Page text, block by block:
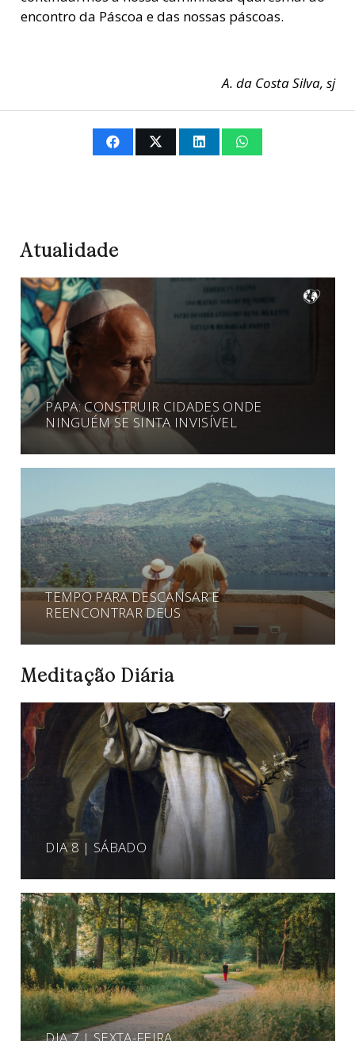
encontro da Páscoa e das nossas páscoas.
A. da Costa Silva, sj
Atualidade
PAPA: CONSTRUIR CIDADES ONDE
NINGUÉM SE SINTA INVISÍVEL
TEMPO PARA DESCANSAR E
REENCONTRAR DEUS
Meditação Diária
DIA 8 | SÁBADO